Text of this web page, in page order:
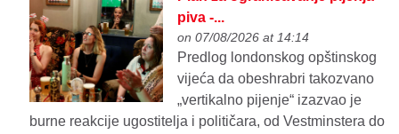
piva -...
on 07/08/2026 at 14:14
Predlog londonskog opštinskog
vijeća da obeshrabri takozvano
„vertikalno pijenje“ izazvao je
burne reakcije ugostitelja i političara, od Vestminstera do